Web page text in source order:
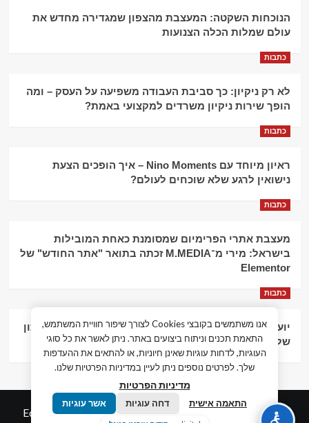
הנוכחות השקטה: המעצבת מהצפון שמגדירה מחדש את
עולם שמלות הכלה הצנועות
כתבות
לא רק ניקיון: כך סביבת העבודה משפיעה על העסק – ומה
הופך שירות ניקיון משרדים למקצועי באמת?
כתבות
ראיון מיוחד עם Nino Moments – איך הופכים הצעת
נישואין לרגע שלא שוכחים לעולם?
כתבות
מעצבת אתרי הפרימיום שמסומנת כאחת המובילות
בישראל: מירי מ־M.MEDIA זכתה בתואר "אתר החודש" של
Elementor
כתבות
יועץ עסקי וליווי פיננסי – הדרך לצמיחה כלכלית וניהול נכון
של העסק
© כל הזכויות שמורות חדשות המאה ה-21 |
Edigital.co.ilby
אנו משתמשים בקובצי Cookies לצורך שיפור חוויית המשתמש,
התאמת תכנים וניתוח ביצועים באתר. ניתן לאשר את כל סוגי
העוגיות, לדחות עוגיות שאינן חיוניות, או להתאים את ההעדפות
שלך. לפרטים נוספים ניתן לעיין במדיניות הפרטיות שלנו.
מדיניות הפרטיות
התאמה אישית דחה עוגיות אשר עוגיות